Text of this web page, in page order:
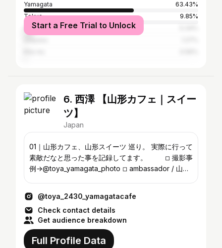
Yamagata
63.43%
Tokyo
9.85%
Sendai
Start a Free Trial to Unlock
6. 西澤 【山形カフェ｜スイー
ツ】
Japan
01｜山形カフェ、山形スイーツ 巡り。 実際に行って
素敵だなと思った事を記録してます。 ◽︎ 撮影事
例→@toya_yamagata_photo ◽︎ ambassador / 山形
@toya_2430_yamagatacafe
Check contact details
Get audience breakdown
Full Profile Data